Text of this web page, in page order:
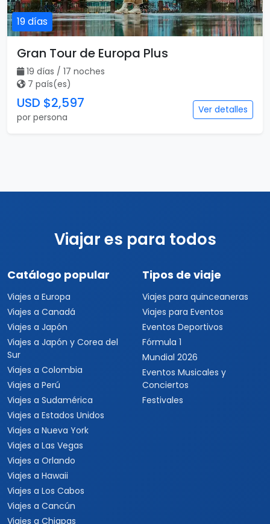
19 días
Gran Tour de Europa Plus
19 días / 17 noches
7 país(es)
USD $2,597
por persona
Ver detalles
Viajar es para todos
Catálogo popular
Viajes a Europa
Viajes a Canadá
Viajes a Japón
Viajes a Japón y Corea del
Sur
Viajes a Colombia
Viajes a Perú
Viajes a Sudamérica
Viajes a Estados Unidos
Viajes a Nueva York
Viajes a Las Vegas
Viajes a Orlando
Viajes a Hawaii
Viajes a Los Cabos
Viajes a Cancún
Viajes a Chiapas
Tipos de viaje
Viajes para quinceaneras
Viajes para Eventos
Eventos Deportivos
Fórmula 1
Mundial 2026
Eventos Musicales y
Conciertos
Festivales